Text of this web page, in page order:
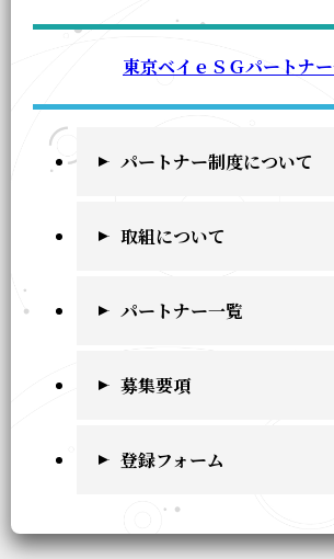
東京ベイｅＳＧパートナ
パートナー制度について
取組について
パートナー一覧
募集要項
登録フォーム